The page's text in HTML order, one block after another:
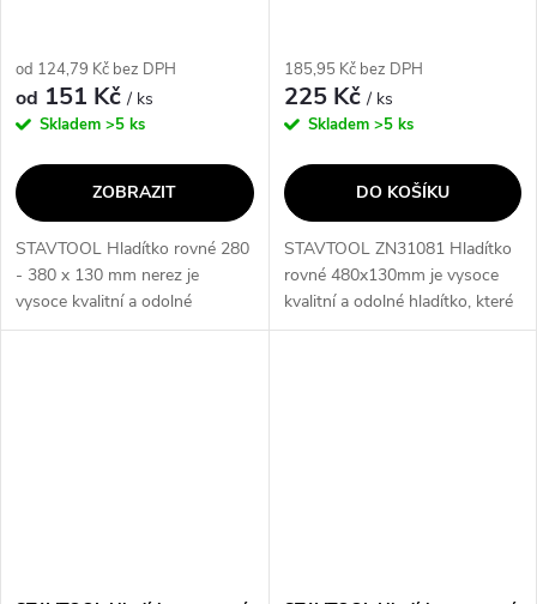
od 124,79 Kč bez DPH
od 151 Kč/ ks
Skladem >5 ks
ZOBRAZIT
STAVTOOL Hladítko rovné 280
- 380 x 130 mm nerez je
vysoce kvalitní a odolné
hladítko, které je ideální pro
185,95 Kč bez DPH
225 Kč/ ks
Skladem >5 ks
DO KOŠÍKU
STAVTOOL ZN31081 Hladítko
rovné 480x130mm je vysoce
kvalitní a odolné hladítko, které
je ideální pro rovnání povrchů.